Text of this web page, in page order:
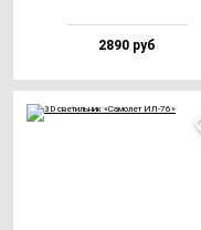
2890 руб